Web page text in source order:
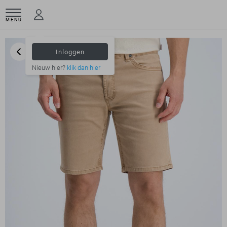
MENU
Inloggen
Nieuw hier? klik dan hier